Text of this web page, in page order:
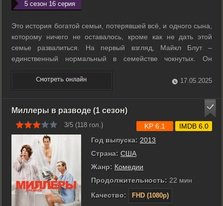
5 сезон 16 серия
Это история богатой семьи, потерявшей всё, и одного сына,
которому ничего не оставалось, кроме как не дать этой
семье развалиться. На первый взгляд, Майкл Блут –
единственный нормальный в семействе чокнутых. Он
вынужден остаться в Оранж-Каунти и взять на себя
руководство семейным бизнесом после того, как отца
семейства посадили в тюрьму за ...
17.05.2025
Миллеры в разводе (1 сезон)
3/5 (118 гол.)
Год выпуска: 2013
Страна: США
Жанр: Комедии
Продолжительность: 22 мин
Качество:
FHD (1080p)
KP 6.1 IMDB 6.0